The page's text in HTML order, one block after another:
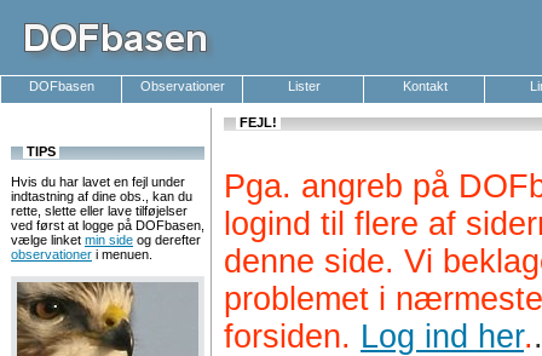
DOFbasen Observationer Lister Kontakt
TIPS
Hvis du har lavet en fejl under
indtastning af dine obs., kan du
rette, slette eller lave tilføjelser
ved først at logge på DOFbasen,
vælge linket min side og derefter
observationer i menuen.
FEJL!
Pga. angreb på
logind til flere af
denne side. Vi
problemet i
forsiden. Log ind her..